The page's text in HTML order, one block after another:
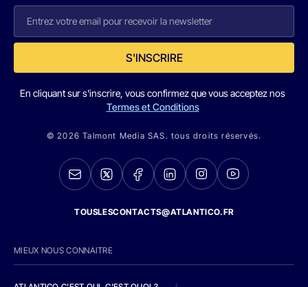
S'INSCRIRE
En cliquant sur s'inscrire, vous confirmez que vous acceptez nos
Termes et Conditions
© 2026 Talmont Media SAS. tous droits réservés.
TOUSLESCONTACTS@ATLANTICO.FR
MIEUX NOUS CONNAITRE